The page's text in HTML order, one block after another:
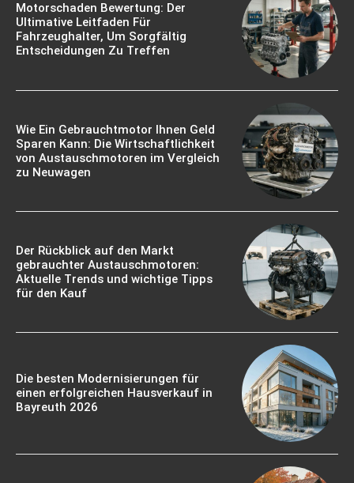
Motorschaden Bewertung: Der
Ultimative Leitfaden Für
Fahrzeughalter, Um Sorgfältig
Entscheidungen Zu Treffen
Wie Ein Gebrauchtmotor Ihnen Geld
Sparen Kann: Die Wirtschaftlichkeit
von Austauschmotoren im Vergleich
zu Neuwagen
Der Rückblick auf den Markt
gebrauchter Austauschmotoren:
Aktuelle Trends und wichtige Tipps
für den Kauf
Die besten Modernisierungen für
einen erfolgreichen Hausverkauf in
Bayreuth 2026